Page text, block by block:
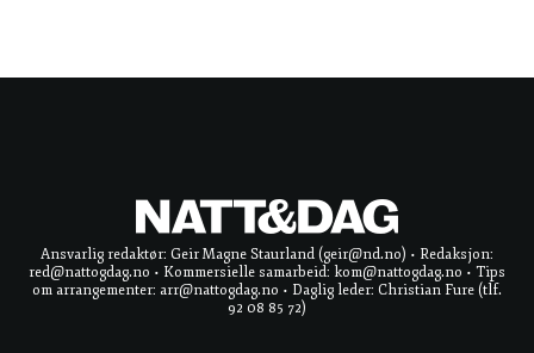
Ansvarlig redaktør: Geir Magne Staurland (geir@nd.no) • Redaksjon:
red@nattogdag.no • Kommersielle samarbeid: kom@nattogdag.no • Tips
om arrangementer: arr@nattogdag.no • Daglig leder: Christian Fure (tlf.
92 08 85 72)